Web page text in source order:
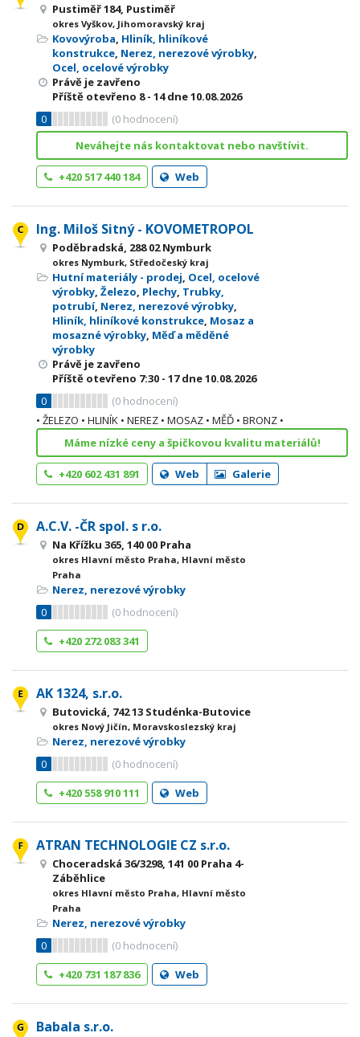
Pustiměř 184, Pustiměř
okres Vyškov, Jihomoravský kraj
Kovovýroba, Hliník, hliníkové
konstrukce, Nerez, nerezové výrobky,
Ocel, ocelové výrobky
Právě je zavřeno
Příště otevřeno 8 - 14dne 10.08.2026
0
(0 hodnocení)
Neváhejte nás kontaktovat nebo navštívit.
+420 517 440 184 Web
Ing. Miloš Sitný - KOVOMETROPOL
Poděbradská, 288 02 Nymburk
okres Nymburk, Středočeský kraj
Hutní materiály - prodej, Ocel, ocelové
výrobky, Železo, Plechy, Trubky,
potrubí, Nerez, nerezové výrobky,
Hliník, hliníkové konstrukce, Mosaz a
mosazné výrobky, Měď a měděné
výrobky
Právě je zavřeno
Příště otevřeno 7:30 - 17dne 10.08.2026
0
(0 hodnocení)
• ŽELEZO • HLINÍK • NEREZ • MOSAZ • MĚĎ • BRONZ •
Máme nízké ceny a špičkovou kvalitu materiálů!
+420 602 431 891 Web Galerie
A.C.V. -ČR spol. s r.o.
Na Křížku 365, 140 00 Praha
okres Hlavní město Praha, Hlavní město
Praha
Nerez, nerezové výrobky
0
(0 hodnocení)
+420 272 083 341
AK 1324, s.r.o.
Butovická, 742 13 Studénka-Butovice
okres Nový Jičín, Moravskoslezský kraj
Nerez, nerezové výrobky
0
(0 hodnocení)
+420 558 910 111
Web
ATRAN TECHNOLOGIE CZ s.r.o.
Choceradská 36/3298, 141 00 Praha 4-
Záběhlice
okres Hlavní město Praha, Hlavní město
Praha
Nerez, nerezové výrobky
0
(0 hodnocení)
+420 731 187 836
Web
Babala s.r.o.